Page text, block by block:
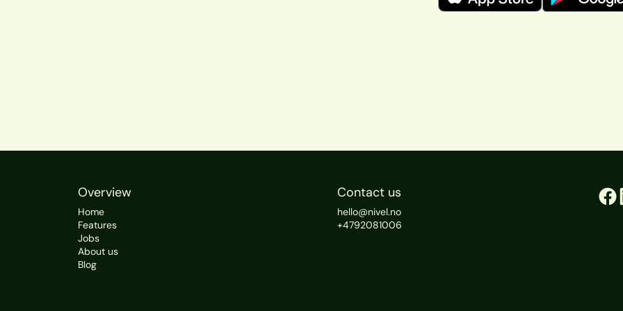
Overview
Home
Features
Jobs
About us
Blog
Contact us
hello@nivel.no
+4792081006